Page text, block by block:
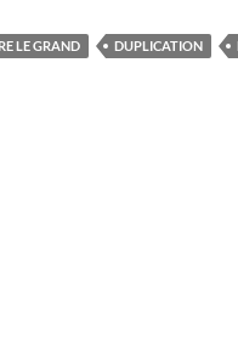
LE GRAND DUPLICATION